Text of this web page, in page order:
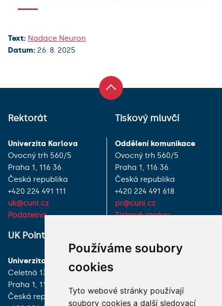
Používáme soubory
cookies
Tyto webové stránky používají
soubory cookies a další sledovací
Text: Nadace Neuron
Datum: 26. 8. 2025
Rektorát
Univerzita Karlova
Ovocný trh 560/5
Praha 1, 116 36
Česká republika
+420 224 491 111
uk@cuni.cz
Podatelna
Tiskový mluvčí
Oddělení komunikace
Ovocný trh 560/5
Praha 1, 116 36
Česká republika
+420 224 491 618
pr@cuni.cz
Tiskové zprávy
UK Point
Univerzita Karlova
Celetná 13
Praha 1, 116 36
Česká republika
JAK K NÁM?